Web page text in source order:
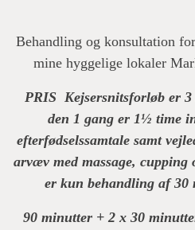
Behandling og konsultation
mine hyggelige lokaler
PRIS Kejsersnitsforløb er
den 1 gang er 1½ time
efterfødselssamtale samt
arvæv med massage,
er kun behandling af 30
90 minutter + 2 x 30